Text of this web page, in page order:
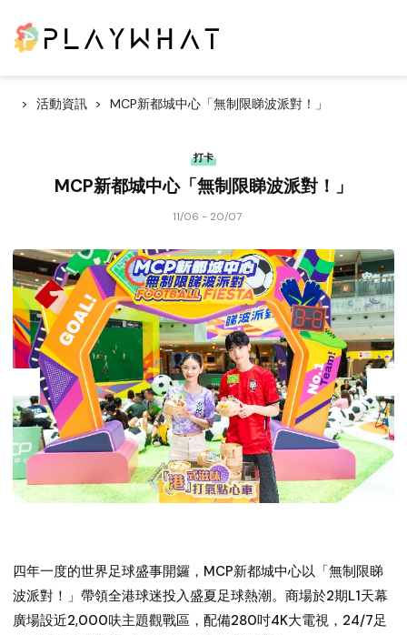
活動資訊 MCP新都城中心「無制限睇波派對！」
打卡
MCP新都城中心「無制限睇波派對！」
11/06 - 20/07
四年一度的世界足球盛事開鑼，MCP新都城中心以「無制限睇
波派對！」帶領全港球迷投入盛夏足球熱潮。商場於2期L1天幕
廣場設近2,000呋主題觀戰區，配備280吋4K大電視，24/7足